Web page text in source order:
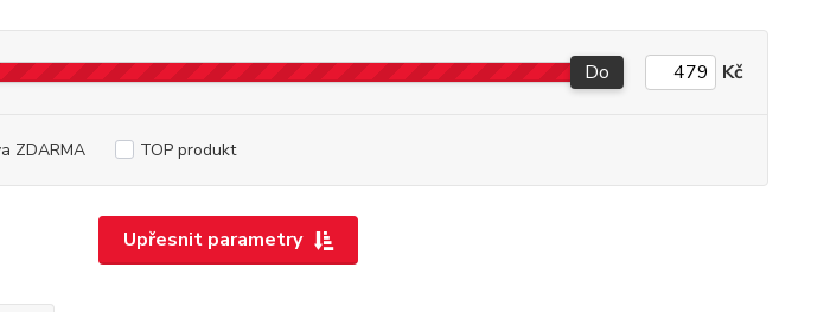
Upřesnit parametry
Do Kč
ZDARMA TOP produkt